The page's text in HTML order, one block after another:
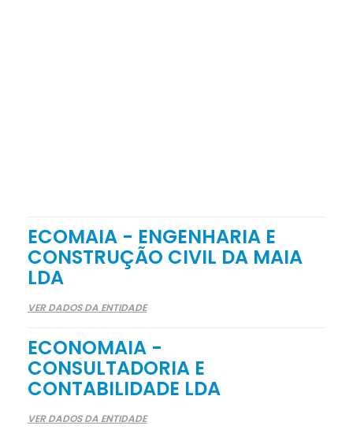
ECOMAIA - ENGENHARIA E
CONSTRUÇÃO CIVIL DA MAIA
LDA
VER DADOS DA ENTIDADE
ECONOMAIA -
CONSULTADORIA E
CONTABILIDADE LDA
VER DADOS DA ENTIDADE